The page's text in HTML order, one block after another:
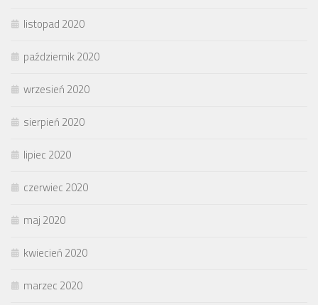
listopad 2020
październik 2020
wrzesień 2020
sierpień 2020
lipiec 2020
czerwiec 2020
maj 2020
kwiecień 2020
marzec 2020